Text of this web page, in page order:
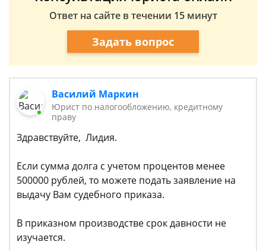
Ответ на сайте в течении 15 минут
Задать вопрос
Василий Маркин
Юрист по налогообложению, кредитному
праву
Здравствуйте, Лидия.
Если сумма долга с учетом процентов менее
500000 рублей, то можете подать заявление на
выдачу Вам судебного приказа.
В приказном производстве срок давности не
изучается.